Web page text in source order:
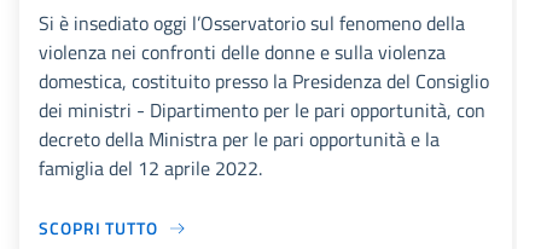
Si è insediato oggi l’Osservatorio sul fenomeno della
violenza nei confronti delle donne e sulla violenza
domestica, costituito presso la Presidenza del Consiglio
dei ministri - Dipartimento per le pari opportunità, con
decreto della Ministra per le pari opportunità e la
famiglia del 12 aprile 2022.
SCOPRI TUTTO